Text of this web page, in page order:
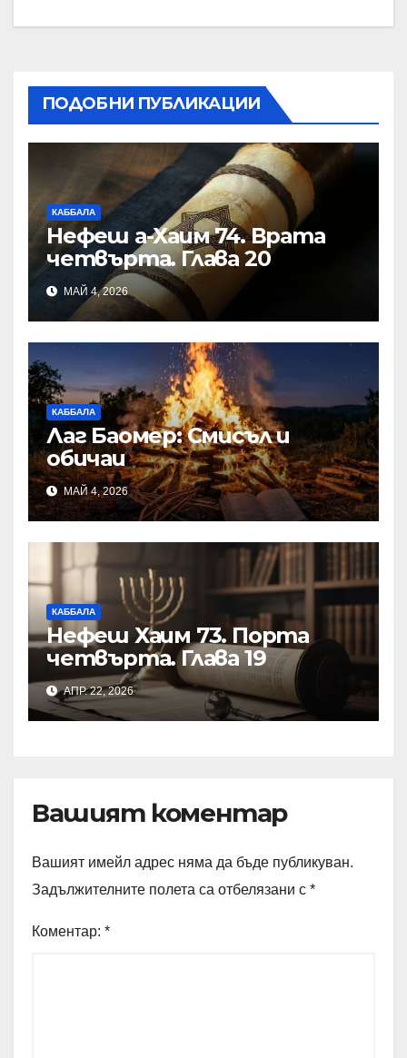
ПОДОБНИ ПУБЛИКАЦИИ
КАББАЛА
Нефеш а-Хаим 74. Врата
четвърта. Глава 20
МАЙ 4, 2026
КАББАЛА
Лаг Баомер: Смисъл и
обичаи
МАЙ 4, 2026
КАББАЛА
Нефеш Хаим 73. Порта
четвърта. Глава 19
АПР. 22, 2026
Вашият коментар
Вашият имейл адрес няма да бъде публикуван.
Задължителните полета са отбелязани с *
Коментар: *